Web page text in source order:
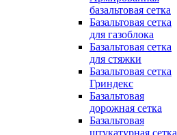
базальтовая сетка
Базальтовая сетка
для газоблока
Базальтовая сетка
для стяжки
Базальтовая сетка
Гриндекс
Базальтовая
дорожная сетка
Базальтовая
штукатурная сетка